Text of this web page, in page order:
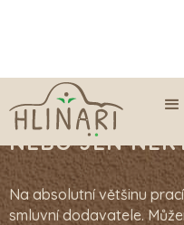
DĚLÁTE
NEBO JEN
Na absolutní většinu
smluvní dodavatele.